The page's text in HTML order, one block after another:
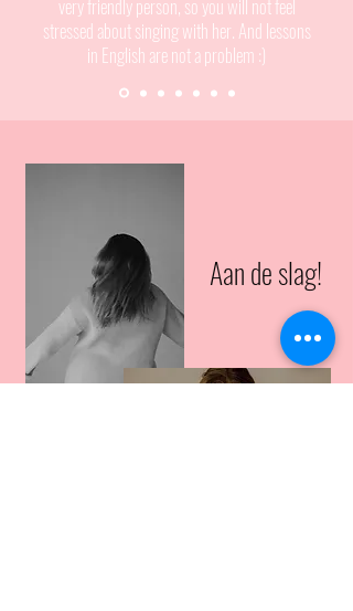
very friendly person, so you will not feel
stressed about singing with her. And lessons
in English are not a problem :)
Aan de slag!